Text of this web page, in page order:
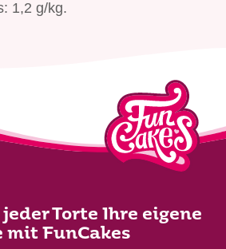
1,2 g/kg.
Torte Ihre eigene
FunCakes